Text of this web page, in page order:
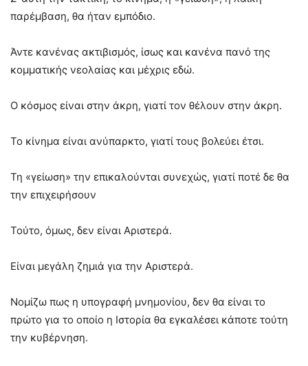
παρέμβαση, θα ήταν εμπόδιο.
Άντε κανένας ακτιβισμός, ίσως και κανένα πανό της
κομματικής νεολαίας και μέχρις εδώ.
Ο κόσμος είναι στην άκρη, γιατί τον θέλουν στην άκρη.
Το κίνημα είναι ανύπαρκτο, γιατί τους βολεύει έτσι.
Τη «γείωση» την επικαλούνται συνεχώς, γιατί ποτέ δε θα
την επιχειρήσουν
Τούτο, όμως, δεν είναι Αριστερά.
Είναι μεγάλη ζημιά για την Αριστερά.
Νομίζω πως η υπογραφή μνημονίου, δεν θα είναι το
πρώτο για το οποίο η Ιστορία θα εγκαλέσει κάποτε τούτη
την κυβέρνηση.